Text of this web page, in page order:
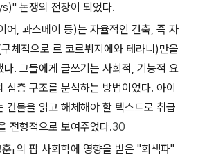
논쟁의 전장이 되었다.
어, 과스메이 등)는 자율적인 건축, 즉 자
체적으로 르 코르뷔지에와 테라니)만을
. 그들에게 글쓰기는 사회적, 기능적 요
심층 구조를 분석하는 방법이었다. 아이
건물을 읽고 해체해야 할 텍스트로 취급
전형적으로 보여주었다.30
』의 팝 사회학에 영향을 받은 "회색파"